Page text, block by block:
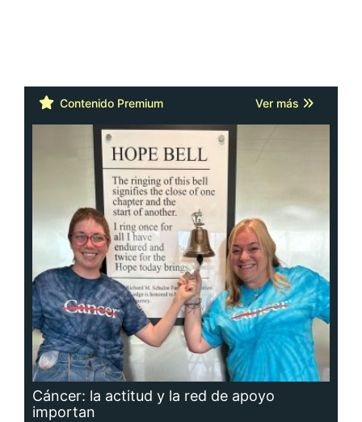
Contenido Premium Ver más
Cáncer: la actitud y la red de apoyo
importan